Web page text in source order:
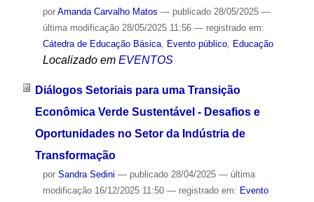
por Amanda Carvalho Matos — publicado28/05/2025 —
última modificação28/05/2025 11:56 — registrado em:
Cátedra de Educação Básica, Evento público, Educação
Localizado em EVENTOS
Diálogos Setoriais para uma Transição
Econômica Verde Sustentável - Desafios e
Oportunidades no Setor da Indústria de
Transformação
por Sandra Sedini — publicado28/04/2025 — última
modificação16/12/2025 11:50 — registrado em: Evento